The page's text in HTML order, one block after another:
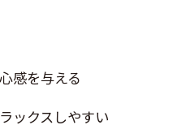
感を与える
ックスしやすい